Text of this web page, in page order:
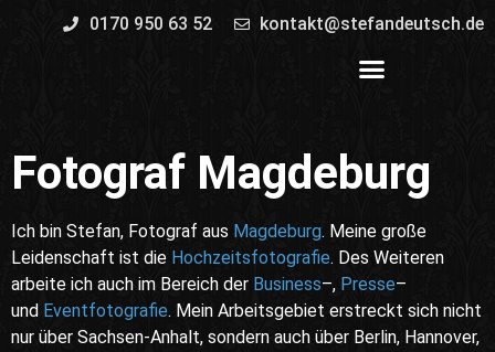
0170 950 63 52 kontakt@stefandeutsch.de
Fotograf Magdeburg
Ich bin Stefan, Fotograf aus Magdeburg. Meine große
Leidenschaft ist die Hochzeitsfotografie. Des Weiteren
arbeite ich auch im Bereich der Business–, Presse–
und Eventfotografie. Mein Arbeitsgebiet erstreckt sich nicht
nur über Sachsen-Anhalt, sondern auch über Berlin, Hannover,